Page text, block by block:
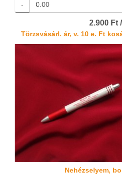
-
2.900 Ft
Törzsvásárl. ár, v. 10 e. Ft
Nehézselyem,